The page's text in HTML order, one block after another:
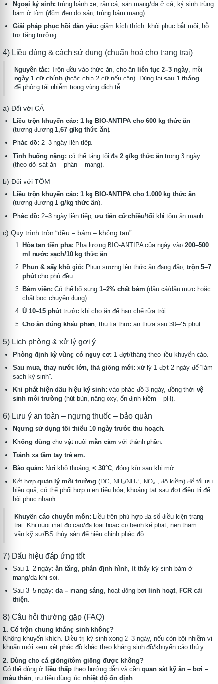
Ngoại ký sinh: trùng bánh xe, rận cá, sán mang/da ở cá; ký sinh trùng
bám ở tôm (đốm đen do sán, trùng bám mang).
Giải pháp phục hồi đàn yếu: giảm kích thích, khôi phục bắt mồi, hỗ
trợ tăng trưởng.
4) Liều dùng & cách sử dụng (chuẩn hoá cho trang trại)
Nguyên tắc: Trộn đều vào thức ăn, cho ăn liên tục 2–3 ngày, mỗi
ngày 1 cữ chính (hoặc chia 2 cữ nếu cần). Dùng lại sau 1 tháng
để phòng tái nhiễm trong vùng dịch tễ.
a) Đối với CÁ
Liều trộn khuyến cáo: 1 kg BIO-ANTIPA cho 600 kg thức ăn
(tương đương 1,67 g/kg thức ăn).
Phác đồ: 2–3 ngày liên tiếp.
Tình huống nặng: có thể tăng tối đa 2 g/kg thức ăn trong 3 ngày
(theo dõi sát ăn – phân – mang).
b) Đối với TÔM
Liều trộn khuyến cáo: 1 kg BIO-ANTIPA cho 1.000 kg thức ăn
(tương đương 1 g/kg thức ăn).
Phác đồ: 2–3 ngày liên tiếp, ưu tiên cữ chiều/tối khi tôm ăn mạnh.
c) Quy trình trộn “đều – bám – không tan”
Hòa tan tiền pha: Pha lượng BIO-ANTIPA của ngày vào 200–500
ml nước sạch/10 kg thức ăn.
Phun & sấy khô gió: Phun sương lên thức ăn đang đảo; trộn 5–7
phútcho phủ đều.
Bám viên: Có thể bổ sung 1–2% chất bám (dầu cá/dầu mực hoặc
chất bọc chuyên dụng).
Ủ 10–15 phúttrước khi cho ăn để hạn chế rửa trôi.
Cho ăn đúng khẩu phần, thu tỉa thức ăn thừa sau 30–45 phút.
5) Lịch phòng & xử lý gợi ý
Phòng định kỳ vùng có nguy cơ: 1 đợt/tháng theo liều khuyến cáo.
Sau mưa, thay nước lớn, thả giống mới: xử lý 1 đợt 2 ngày để “làm
sạch ký sinh”.
Khi phát hiện dấu hiệu ký sinh: vào phác đồ 3 ngày, đồng thời vệ
sinh môi trường (hút bùn, nâng oxy, ổn định kiềm – pH).
6) Lưu ý an toàn – ngưng thuốc – bảo quản
Ngưng sử dụng tối thiểu 10 ngày trước thu hoạch.
Không dùng cho vật nuôi mẫn cảm với thành phần.
Tránh xa tầm tay trẻ em.
Bảo quản: Nơi khô thoáng, < 30°C, đóng kín sau khi mở.
Kết hợp quản lý môi trường (DO, NH₃/NH₄⁺, NO₂⁻, độ kiềm) để tối ưu
hiệu quả; có thể phối hợp men tiêu hóa, khoáng tạt sau đợt điều trị để
hồi phục nhanh.
Khuyến cáo chuyên môn: Liều trên phù hợp đa số điều kiện trang
trại. Khi nuôi mật độ cao/đa loài hoặc có bệnh kế phát, nên tham
vấn kỹ sư/BS thủy sản để hiệu chỉnh phác đồ.
7) Dấu hiệu đáp ứng tốt
Sau 1–2 ngày: ăn tăng, phân định hình, ít thấy ký sinh bám ở
mang/da khi soi.
Sau 3–5 ngày: da – mang sáng, hoạt động bơi linh hoạt, FCR cải
thiện.
8) Câu hỏi thường gặp (FAQ)
1. Có trộn chung kháng sinh không?
Không khuyến khích. Điều trị ký sinh xong 2–3 ngày, nếu còn bội nhiễm vi
khuẩn mới xem xét phác đồ khác theo kháng sinh đồ/khuyến cáo thú y.
2. Dùng cho cá giống/tôm giống được không?
Có thể dùng ở liều thấp theo hướng dẫn và cần quan sát kỹ ăn – bơi –
màu thân; ưu tiên dùng lúc nhiệt độ ổn định.